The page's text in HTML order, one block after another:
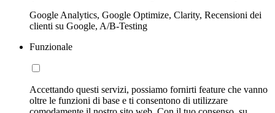
Google Analytics, Google Optimize, Clarity, Recensioni dei
clienti su Google, A/B-Testing
Funzionale
Accettando questi servizi, possiamo fornirti feature che vanno
oltre le funzioni di base e ti consentono di utilizzare